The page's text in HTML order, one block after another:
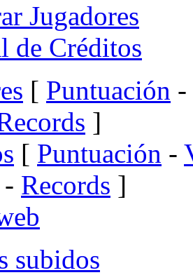
Jugadores
de Créditos
[ Puntuación -
]
[ Puntuación -
- Records ]
subidos